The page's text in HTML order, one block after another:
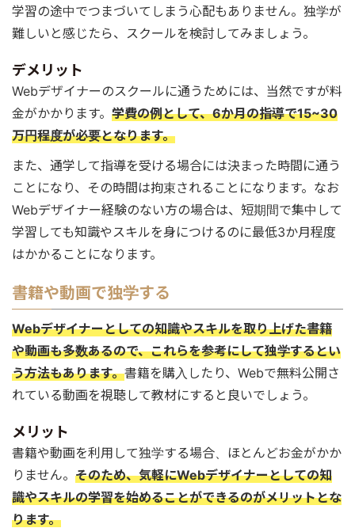
学習の途中でつまづいてしまう心配もありません。独学が
難しいと感じたら、スクールを検討してみましょう。
デメリット
Webデザイナーのスクールに通うためには、当然ですが料
金がかかります。 学費の例として、6か月の指導で15~30
万円程度が必要となります。
また、通学して指導を受ける場合には決まった時間に通う
ことになり、その時間は拘束されることになります。なお
Webデザイナー経験のない方の場合は、短期間で集中して
学習しても知識やスキルを身につけるのに最低3か月程度
はかかることになります。
書籍や動画で独学する
Webデザイナーとしての知識やスキルを取り上げた書籍
や動画も多数あるので、これらを参考にして独学するとい
う方法もあります。書籍を購入したり、Webで無料公開さ
れている動画を視聴して教材にすると良いでしょう。
メリット
書籍や動画を利用して独学する場合、ほとんどお金がかか
りません。 そのため、気軽にWebデザイナーとしての知
識やスキルの学習を始めることができるのがメリットとな
ります。